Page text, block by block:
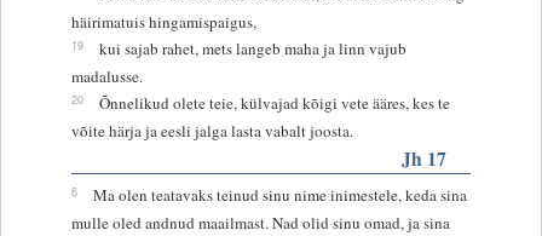
häirimatuis hingamispaigus,
19
kui sajab rahet, mets langeb maha ja linn vajub
madalusse.
20
Õnnelikud olete teie, külvajad kõigi vete ääres, kes te
võite härja ja eesli jalga lasta vabalt joosta.
Jh 17
6
Ma olen teatavaks teinud sinu nime inimestele, keda sina
mulle oled andnud maailmast. Nad olid sinu omad, ja sina